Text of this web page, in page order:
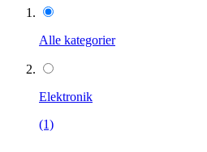
Alle kategorier
Elektronik
(1)